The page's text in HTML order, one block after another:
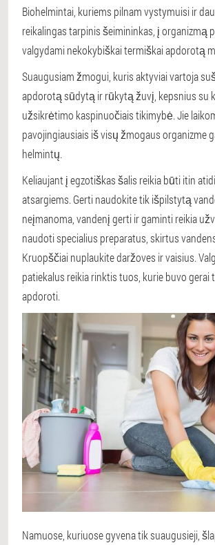
Biohelmintai, kuriems pilnam vystymuisi ir
reikalingas tarpinis šeimininkas, į organizmą
valgydami nekokybiškai termiškai apdorotą
Suaugusiam žmogui, kuris aktyviai vartoja
apdorotą sūdytą ir rūkytą žuvį, kepsnius su
užsikrėtimo kaspinuočiais tikimybė. Jie
pavojingiausiais iš visų žmogaus organizme
helmintų.
Keliaujant į egzotiškas šalis reikia būti itin
atsargiems. Gerti naudokite tik išpilstytą
neįmanoma, vandenį gerti ir gaminti reikia
naudoti specialius preparatus, skirtus
Kruopščiai nuplaukite daržoves ir vaisius.
patiekalus reikia rinktis tuos, kurie buvo gerai
apdoroti.
Namuose, kuriuose gyvena tik suaugusieji,